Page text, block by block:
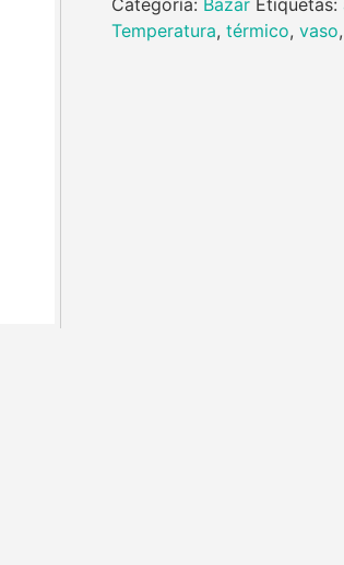
Categoría: Bazar Etiquetas:
Temperatura, térmico, vaso,